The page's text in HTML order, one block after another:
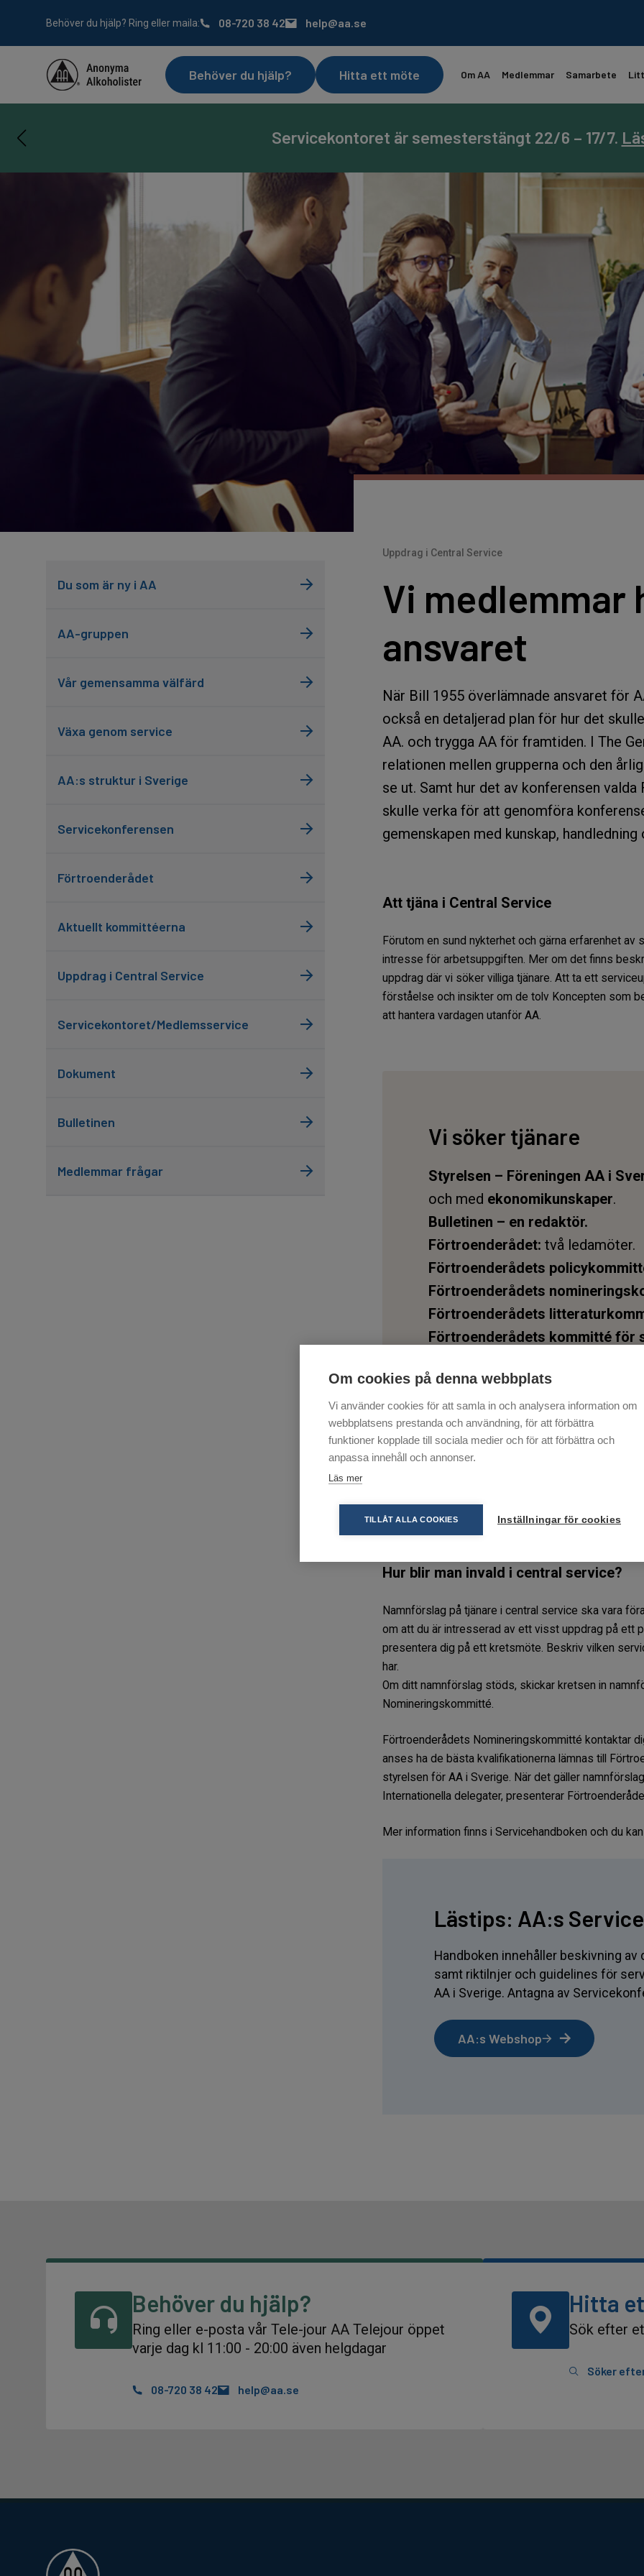
Behöver du hjälp? Ring eller maila: 08-720 38 42 help@aa.se
Behöver du hjälp? Hitta ett möte Om AA Medlemmar Samarbete
Servicekontoret är semesterstängt 22/6 – 17/7.
Prenumerera påServicebladet
Läs Dagens Reflektion
AA Landsmöte 31/7-2/8. Läs mer…
Du som är ny i AA
AA-gruppen
Vår gemensamma välfärd
Växa genom service
AA:s struktur i Sverige
Servicekonferensen
Förtroenderådet
Aktuellt kommittéerna
Uppdrag i Central Service
Servicekontoret/Medlemsservice
Dokument
Bulletinen
Medlemmar frågar
Uppdrag i Central Service
Vi medlemmar
ansvaret
När Bill 1955 överlämnade ansvaret för
också en detaljerad plan för hur det
AA. och trygga AA för framtiden. I The
relationen mellen grupperna och den
se ut. Samt hur det av konferensen
skulle verka för att genomföra
gemenskapen med kunskap,
Att tjäna i Central Service
Förutom en sund nykterhet och gärna erfarenhet
intresse för arbetsuppgiften. Mer om det finns
uppdrag där vi söker villiga tjänare. Att ta ett
förståelse och insikter om de tolv Koncepten som
att hantera vardagen utanför AA.
Vi söker tjänare
Styrelsen – Föreningen AA i
och med ekonomikunskaper.
Bulletinen – en redaktör.
Förtroenderådet: två ledamöter.
Förtroenderådets
Förtroenderådets
Förtroenderådets
Förtroenderådets kommitté för
Förtroenderådets IT kommitté:
Förtroenderådets kommitté för
ledamöter.
Förtroenderådets
Hur blir man invald i central service?
Namnförslag på tjänare i central service ska vara
om att du är intresserad av ett visst uppdrag på ett
presentera dig på ett kretsmöte. Beskriv vilken
har.
Om ditt namnförslag stöds, skickar kretsen in
Nomineringskommitté.
Förtroenderådets Nomineringskommitté kontaktar
anses ha de bästa kvalifikationerna lämnas till
styrelsen för AA i Sverige. När det gäller
Internationella delegater, presenterar
Mer information finns i Servicehandboken och du
Lästips: AA:s
Handboken innehåller beskivning av
samt riktilnjer och guidelines för
AA i Sverige. Antagna av
AA:s Webshop
Behöver du hjälp?
Ring eller e-posta vår Tele-jour AA Telejour öppet
varje dag kl 11:00 - 20:00 även helgdagar
08-720 38 42 help@aa.se
Hitta
Sök efter
Söker
Om cookies på denna webbplats
Vi använder cookies för att samla in och analysera information om
webbplatsens prestanda och användning, för att förbättra
funktioner kopplade till sociala medier och för att förbättra och
anpassa innehåll och annonser.
Läs mer
TILLÅT ALLA COOKIES Inställningar för cookies